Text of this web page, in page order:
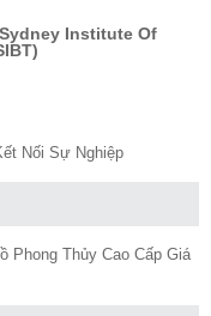
Institute Of